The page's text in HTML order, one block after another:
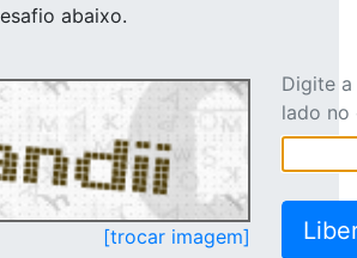
abaixo.
[trocar imagem]
Digite
lado no